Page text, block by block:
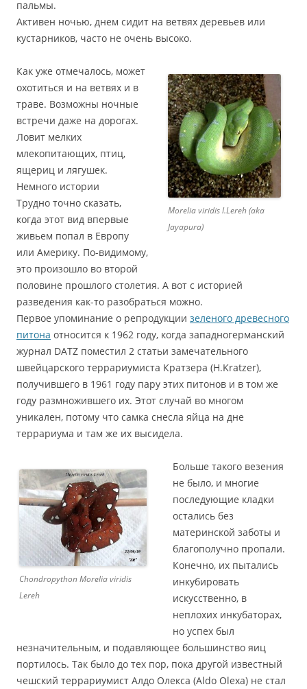
пальмы.
Активен ночью, днем сидит на ветвях деревьев или
кустарников, часто не очень высоко.
Morelia viridis l.Lereh (aka
Jayapura)
Как уже отмечалось, может
охотиться и на ветвях и в
траве. Возможны ночные
встречи даже на дорогах.
Ловит мелких
млекопитающих, птиц,
ящериц и лягушек.
Немного истории
Трудно точно сказать,
когда этот вид впервые
живьем попал в Европу
или Америку. По-видимому,
это произошло во второй
половине прошлого столетия. А вот с историей
разведения как-то разобраться можно.
Первое упоминание о репродукции зеленого древесного
питона относится к 1962 году, когда западногерманский
журнал DATZ поместил 2 статьи замечательного
швейцарского террариумиста Кратзера (H.Kratzer),
получившего в 1961 году пару этих питонов и в том же
году размножившего их. Этот случай во многом
уникален, потому что самка снесла яйца на дне
террариума и там же их высидела.
Chondropython Morelia viridis
Lereh
Больше такого везения
не было, и многие
последующие кладки
остались без
материнской заботы и
благополучно пропали.
Конечно, их пытались
инкубировать
искусственно, в
неплохих инкубаторах,
но успех был
незначительным, и подавляющее большинство яиц
портилось. Так было до тех пор, пока другой известный
чешский террариумист Алдо Олекса (Aldo Olexa) не стал